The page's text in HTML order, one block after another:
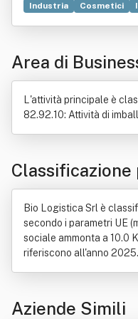
Industria Cosmetici
Organo (anatomia)
Area di
L'attività principale è
82.92.10: Attività di
Classificazione
Bio Logistica Srl è
secondo i parametri UE
sociale ammonta a 10.0
riferiscono all'anno 2025.
Aziende Simili